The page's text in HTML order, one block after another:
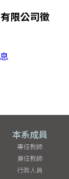
限公司徵
本系成員
專任教師
兼任教師
行政人員